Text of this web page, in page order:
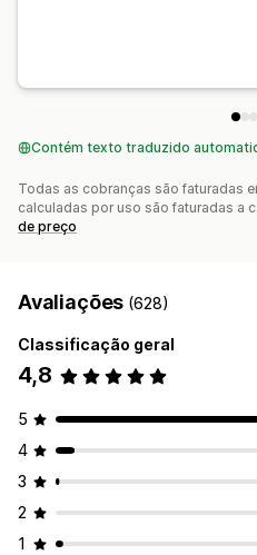
Contém texto traduzido
Todas as cobranças são faturadas
calculadas por uso são faturadas a
de preço
Avaliações (628)
Classificação geral
4,8
5
4
3
2
1